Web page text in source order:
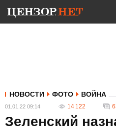
НОВОСТИ ФОТО ВОЙНА
01.01.22 09:14 14 122
Зеленский